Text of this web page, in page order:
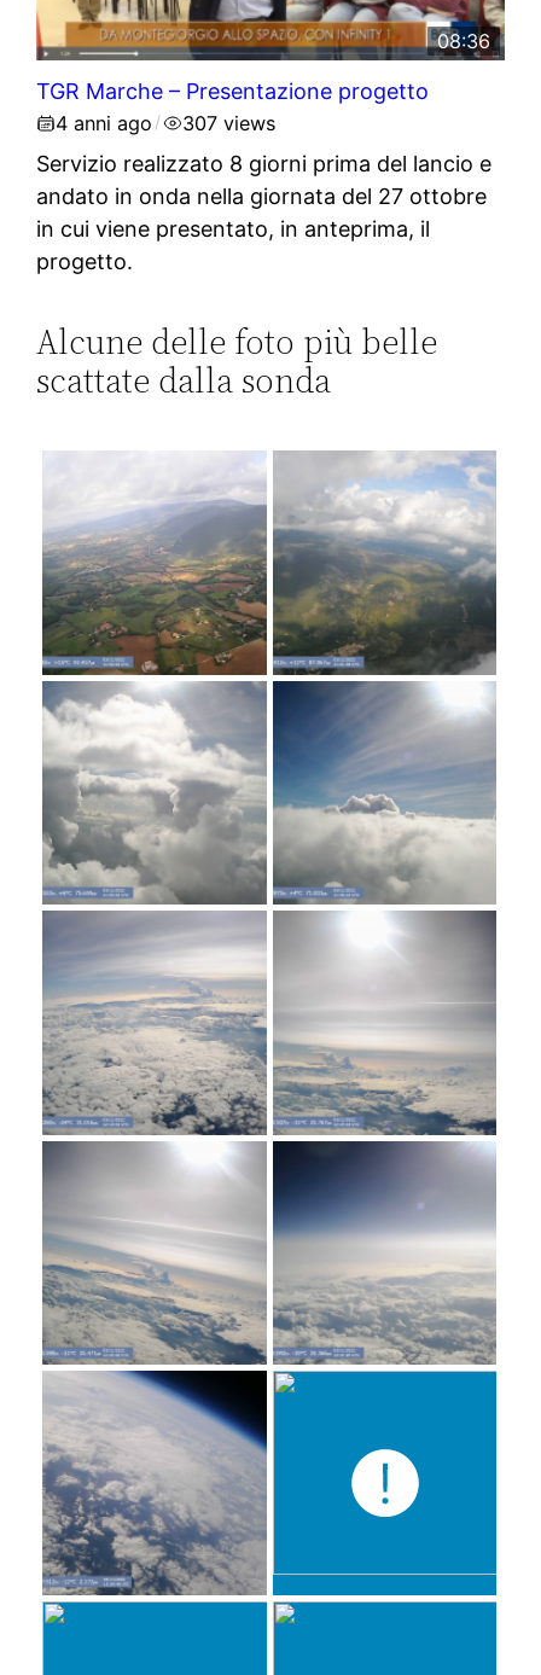
08:36
TGR Marche – Presentazione progetto
4 anni ago / 307 views
Servizio realizzato 8 giorni prima del lancio e
andato in onda nella giornata del 27 ottobre
in cui viene presentato, in anteprima, il
progetto.
Alcune delle foto più belle
scattate dalla sonda